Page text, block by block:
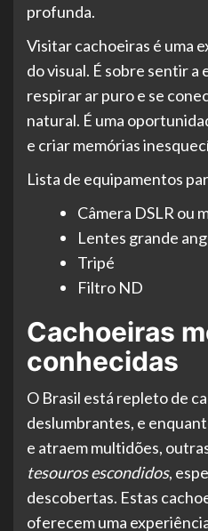
profunda.
Visitar cachoeiras é uma
do visual. É sobre sentir a
respirar ar puro e se
natural. É uma
e criar memórias
Lista de equipamentos
Câmera DSLR ou
Lentes grande
Tripé
Filtro ND
Cachoeiras
conhecidas
O Brasil está repleto de
deslumbrantes, e
e atraem multidões,
tesouros escondidos,
descobertas. Estas
oferecem uma